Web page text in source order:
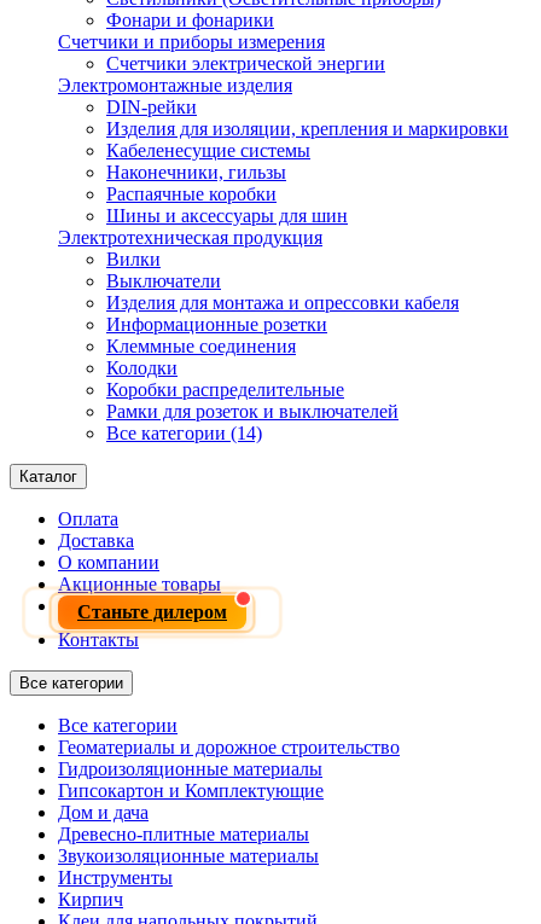
Фонари и фонарики
Счетчики и приборы измерения
Счетчики электрической энергии
Электромонтажные изделия
DIN-рейки
Изделия для изоляции, крепления и маркировки
Кабеленесущие системы
Наконечники, гильзы
Распаячные коробки
Шины и аксессуары для шин
Электротехническая продукция
Вилки
Выключатели
Изделия для монтажа и опрессовки кабеля
Информационные розетки
Клеммные соединения
Колодки
Коробки распределительные
Рамки для розеток и выключателей
Все категории (14)
Каталог
Оплата
Доставка
О компании
Акционные товары
Станьте дилером
Контакты
Все категории
Все категории
Геоматериалы и дорожное строительство
Гидроизоляционные материалы
Гипсокартон и Комплектующие
Дом и дача
Древесно-плитные материалы
Звукоизоляционные материалы
Инструменты
Кирпич